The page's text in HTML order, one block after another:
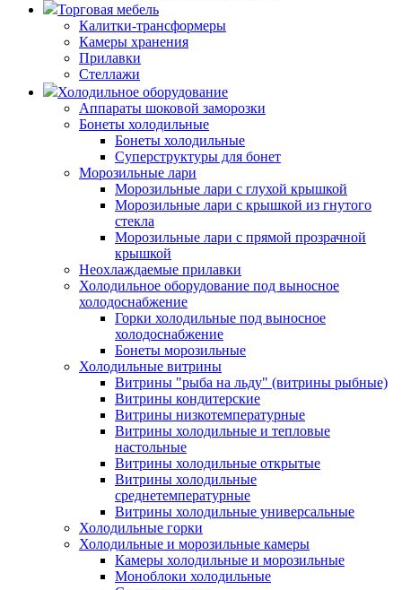
Торговая мебель
Калитки-трансформеры
Камеры хранения
Прилавки
Стеллажи
Холодильное оборудование
Аппараты шоковой заморозки
Бонеты холодильные
Бонеты холодильные
Суперструктуры для бонет
Морозильные лари
Морозильные лари с глухой крышкой
Морозильные лари с крышкой из гнутого
стекла
Морозильные лари с прямой прозрачной
крышкой
Неохлаждаемые прилавки
Холодильное оборудование под выносное
холодоснабжение
Горки холодильные под выносное
холодоснабжение
Бонеты морозильные
Холодильные витрины
Витрины "рыба на льду" (витрины рыбные)
Витрины кондитерские
Витрины низкотемпературные
Витрины холодильные и тепловые
настольные
Витрины холодильные открытые
Витрины холодильные
среднетемпературные
Витрины холодильные универсальные
Холодильные горки
Холодильные и морозильные камеры
Камеры холодильные и морозильные
Моноблоки холодильные